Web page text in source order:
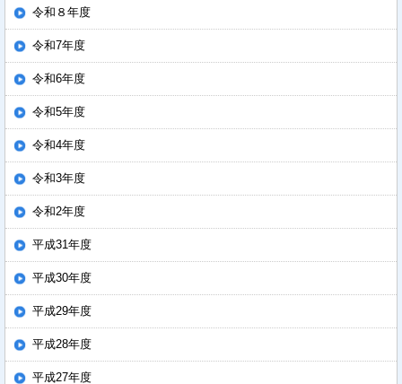
令和８年度
令和7年度
令和6年度
令和5年度
令和4年度
令和3年度
令和2年度
平成31年度
平成30年度
平成29年度
平成28年度
平成27年度